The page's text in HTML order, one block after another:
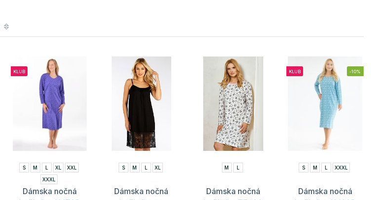
KLUB
S M L XL
XXL
XXXL
Dámska nočná
S M L XL
Dámska nočná
M L
Dámska nočná
KLUB -10%
S M L XXXL
Dámska nočná